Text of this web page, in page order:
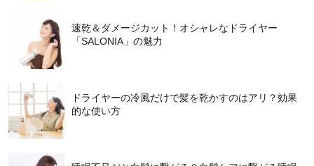
速乾＆ダメージカット！オシャレなドライヤー
「SALONIA」の魅力
ドライヤーの冷風だけで髪を乾かすのはアリ？効果
的な使い方